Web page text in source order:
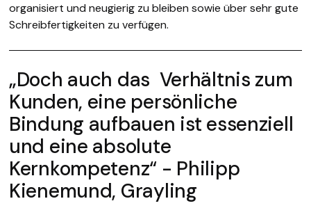
organisiert und neugierig zu bleiben sowie über sehr gute
Schreibfertigkeiten zu verfügen.
„Doch auch das Verhältnis zum
Kunden, eine persönliche
Bindung aufbauen ist essenziell
und eine absolute
Kernkompetenz“ - Philipp
Kienemund, Grayling